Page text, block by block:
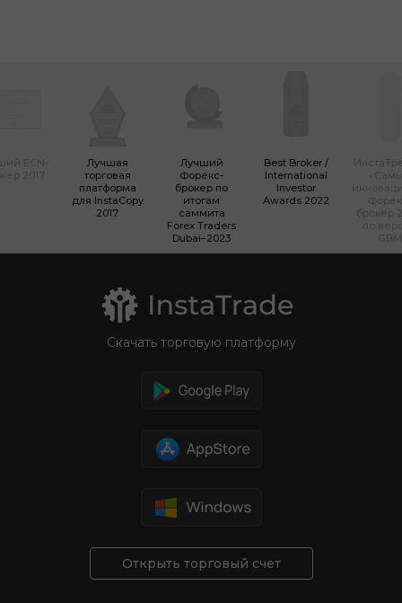
Лучшая
торговая
платформа
для InstaCopy
2017
Лучший
Форекс-
брокер по
итогам
саммита
Forex Traders
Dubai–2023
Best Broker /
International
Investor
Awards 2022
Скачать торговую платформу
Открыть торговый счет